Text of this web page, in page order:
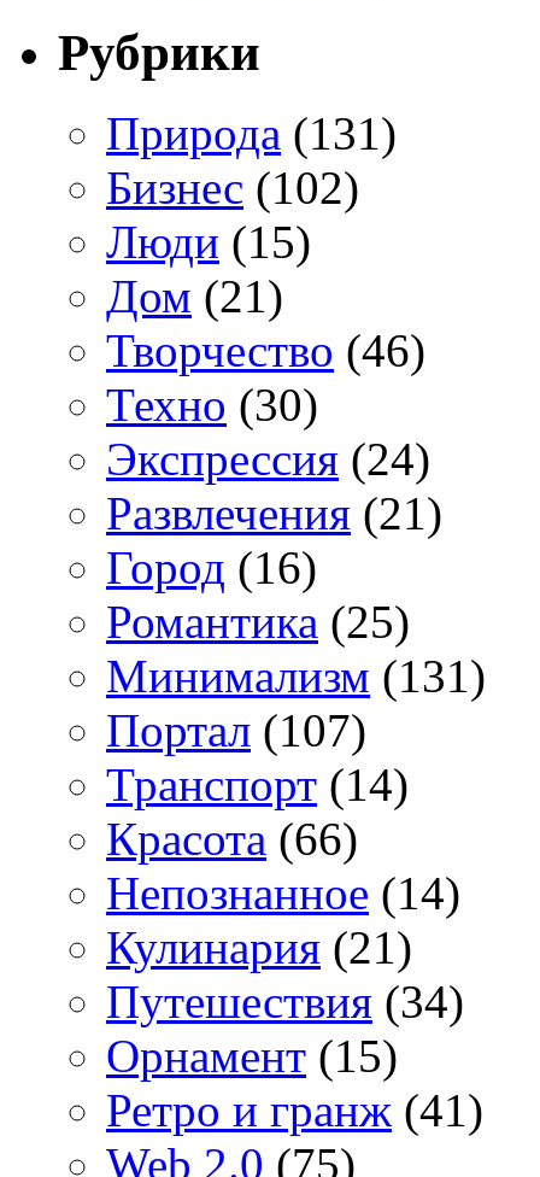
Рубрики
Природа (131)
Бизнес (102)
Люди (15)
Дом (21)
Творчество (46)
Техно (30)
Экспрессия (24)
Развлечения (21)
Город (16)
Романтика (25)
Минимализм (131)
Портал (107)
Транспорт (14)
Красота (66)
Непознанное (14)
Кулинария (21)
Путешествия (34)
Орнамент (15)
Ретро и гранж (41)
Web 2.0 (75)